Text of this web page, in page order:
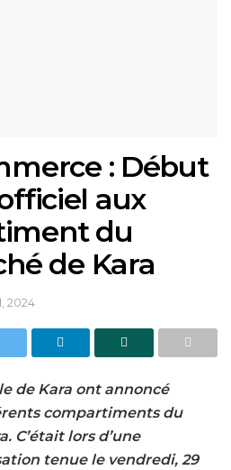
: Début
aux
du
de Kara
2024
de Kara ont annoncé
compartiments du
C’était lors d’une
tenue le vendredi, 29